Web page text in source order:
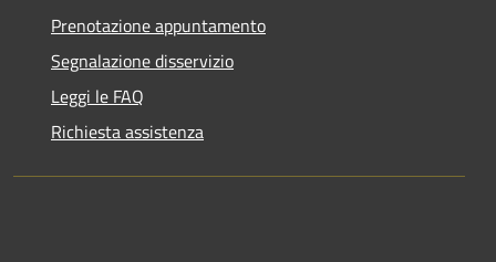
Prenotazione appuntamento
Segnalazione disservizio
Leggi le FAQ
Richiesta assistenza